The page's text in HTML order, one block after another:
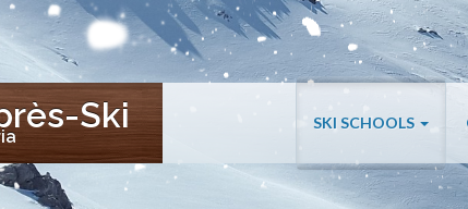
Ski SKI SCHOOLS